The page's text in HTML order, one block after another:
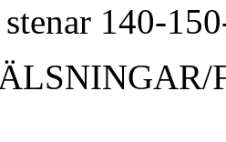
stenar 140-